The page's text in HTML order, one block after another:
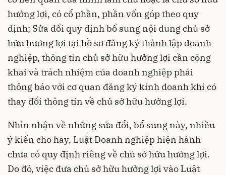
hưởng lợi, có cổ phần, phần vốn góp theo quy
định; Sửa đổi quy định bổ sung nội dung chủ sở
hữu hưởng lợi tại hồ sơ đăng ký thành lập doanh
nghiệp, thông tin chủ sở hữu hưởng lợi cần công
khai và trách nhiệm của doanh nghiệp phải
thông báo với cơ quan đăng ký kinh doanh khi có
thay đổi thông tin về chủ sở hữu hưởng lợi.
Nhìn nhận về những sửa đổi, bổ sung này, nhiều
ý kiến cho hay, Luật Doanh nghiệp hiện hành
chưa có quy định riêng về chủ sở hữu hưởng lợi.
Do đó, việc đưa chủ sở hữu hưởng lợi vào Luật